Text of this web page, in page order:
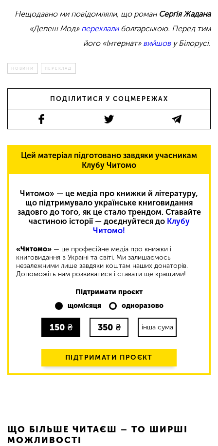
Нещодавно ми повідомляли, що роман Сергія Жадана
«Депеш Мод» переклалиболгарською. Перед тим
його «Інтернат» вийшову Білорусі.
НОВИНИ ПЕРЕКЛАД
ПОДІЛИТИСЯ У СОЦМЕРЕЖАХ
Цей матеріал підготовано завдяки учасникам
Клубу Читомо
Читомо» — це медіа про книжки й літературу,
що підтримувало українське книговидання
задовго до того, як це стало трендом. Ставайте
частиною історії — доєднуйтеся до Клубу
Читомо!
«Читомо» — це професійне медіа про книжки і
книговидання в Україні та світі. Ми залишаємось
незалежними лише завдяки коштам наших донаторів.
Допоможіть нам розвиватися і ставати ще кращими!
Підтримати проєкт
щомісяця
одноразово
150 ₴ 350 ₴ інша сума
ПІДТРИМАТИ ПРОЄКТ
ЩО БІЛЬШЕ ЧИТАЄШ – ТО ШИРШІ
МОЖЛИВОСТІ